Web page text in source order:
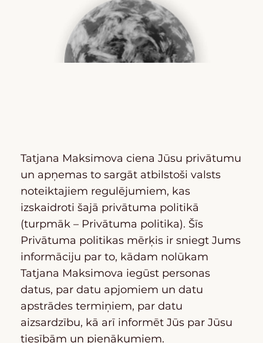
Tatjana Maksimova ciena Jūsu privātumu
un apņemas to sargāt atbilstoši valsts
noteiktajiem regulējumiem, kas
izskaidroti šajā privātuma politikā
(turpmāk – Privātuma politika). Šīs
Privātuma politikas mērķis ir sniegt Jums
informāciju par to, kādam nolūkam
Tatjana Maksimova iegūst personas
datus, par datu apjomiem un datu
apstrādes termiņiem, par datu
aizsardzību, kā arī informēt Jūs par Jūsu
tiesībām un pienākumiem.